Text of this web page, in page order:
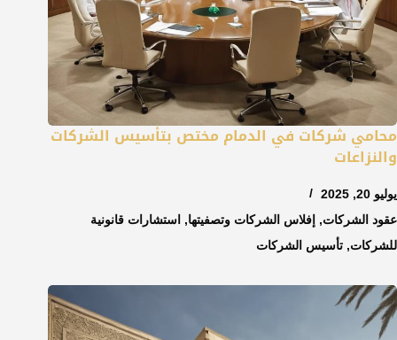
محامي شركات في الدمام مختص بتأسيس الشركات
والنزاعات
يوليو 20, 2025
عقود الشركات, إفلاس الشركات وتصفيتها, استشارات قانونية
للشركات, تأسيس الشركات